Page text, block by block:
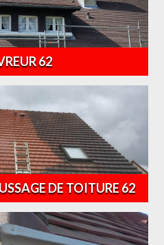
62
DE TOITURE 62